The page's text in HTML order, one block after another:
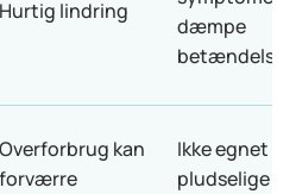
Hurtig lindring
dæmpe
betændelse
Overforbrug kan
forværre
Ikke egnet til
pludselige